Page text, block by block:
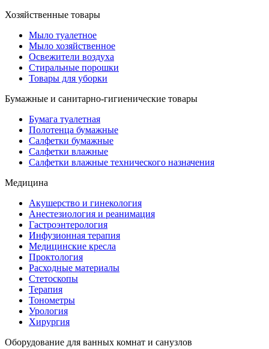
Хозяйственные товары
Мыло туалетное
Мыло хозяйственное
Освежители воздуха
Стиральные порошки
Товары для уборки
Бумажные и санитарно-гигиенические товары
Бумага туалетная
Полотенца бумажные
Салфетки бумажные
Салфетки влажные
Салфетки влажные технического назначения
Медицина
Акушерство и гинекология
Анестезиология и реанимация
Гастроэнтерология
Инфузионная терапия
Медицинские кресла
Проктология
Расходные материалы
Стетоскопы
Терапия
Тонометры
Урология
Хирургия
Оборудование для ванных комнат и санузлов